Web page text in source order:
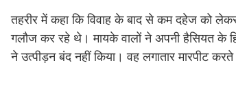
तहरीर में कहा कि विवाह के बाद से कम दहेज को
गलौज कर रहे थे। मायके वालों ने अपनी हैसियत के
ने उत्पीड़न बंद नहीं किया। वह लगातार मारपीट